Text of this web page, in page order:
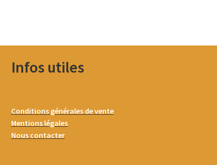
Infos utiles
Conditions générales de vente
Mentions légales
Nous contacter